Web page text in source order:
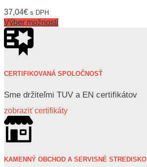
37,04€ s DPH
Výber možností
CERTIFIKOVANÁ SPOLOČNOSŤ
Sme držiteľmi TUV a EN certifikátov
zobraziť certifikáty
KAMENNÝ OBCHOD A SERVISNÉ STREDISKO